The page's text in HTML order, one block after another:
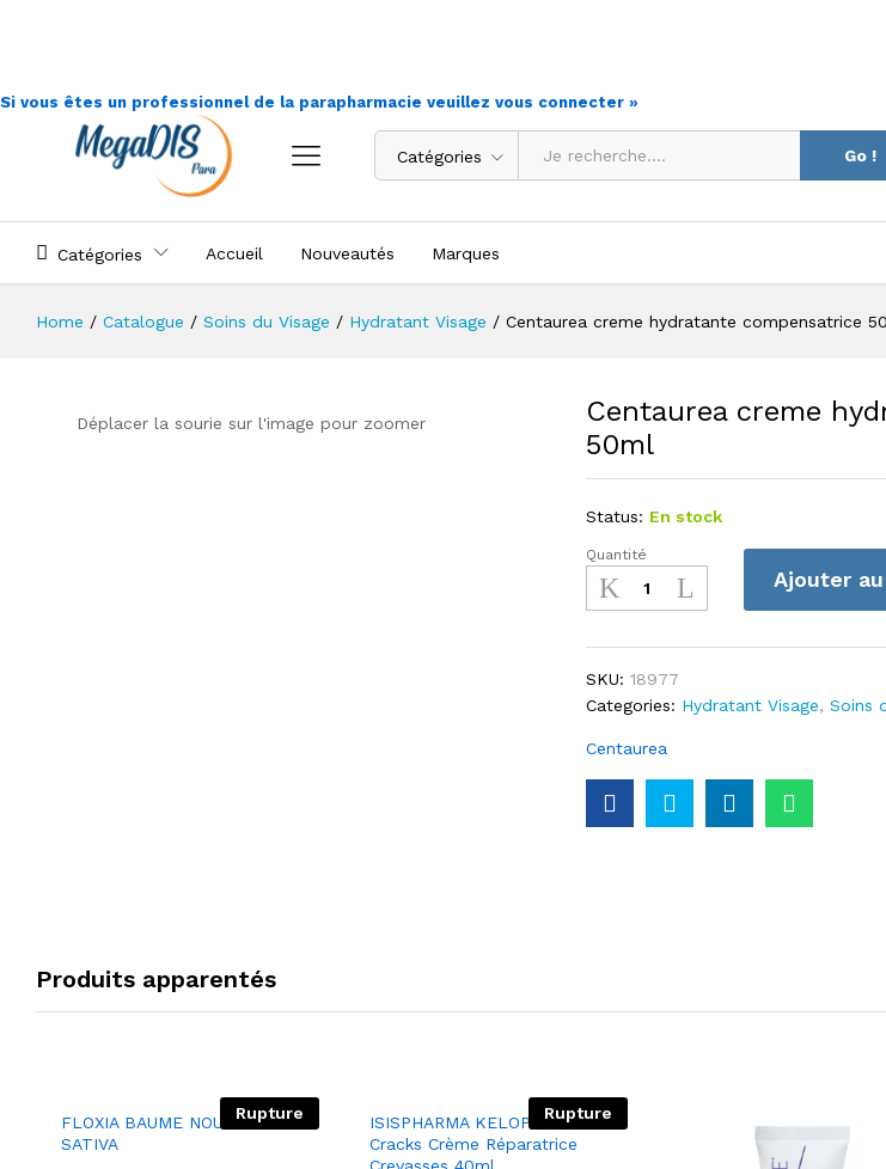
Si vous êtes un professionnel de la parapharmacie veuillez vous connecter »
Catégories Go !
Catégories Accueil Nouveautés Marques
Home / Catalogue / Soins du Visage / Hydratant Visage / Centaurea creme hydratante compensatrice
Déplacer la sourie sur l'image pour zoomer
Centaurea creme
50ml
Status: En stock
Centaurea
creme
hydratante
quantité
Quantité
Ajouter
SKU: 18977
Categories: Hydratant Visage, Soins
Centaurea
Produits apparentés
Rupture
FLOXIA BAUME NOURRISSANT /
SATIVA
Rupture
ISISPHARMA KELOPLAST
Cracks Crème Réparatrice
Crevasses 40ml